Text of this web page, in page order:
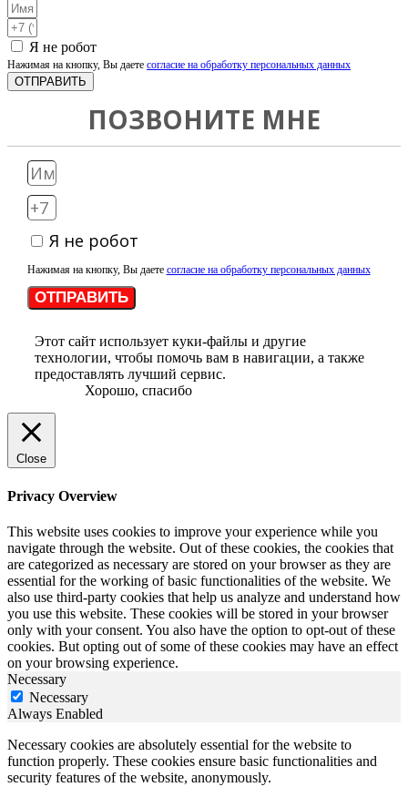
Я не робот
Нажимая на кнопку, Вы даете согласие на обработку персональных данных
ОТПРАВИТЬ
ПОЗВОНИТЕ МНЕ
Я не робот
Нажимая на кнопку, Вы даете согласие на обработку персональных данных
ОТПРАВИТЬ
Этот сайт использует куки-файлы и другие
технологии, чтобы помочь вам в навигации, а также
предоставлять лучший сервис.
Хорошо, спасибо
Close
Privacy Overview
This website uses cookies to improve your experience while you
navigate through the website. Out of these cookies, the cookies that
are categorized as necessary are stored on your browser as they are
essential for the working of basic functionalities of the website. We
also use third-party cookies that help us analyze and understand how
you use this website. These cookies will be stored in your browser
only with your consent. You also have the option to opt-out of these
cookies. But opting out of some of these cookies may have an effect
on your browsing experience.
Necessary
Necessary
Always Enabled
Necessary cookies are absolutely essential for the website to
function properly. These cookies ensure basic functionalities and
security features of the website, anonymously.